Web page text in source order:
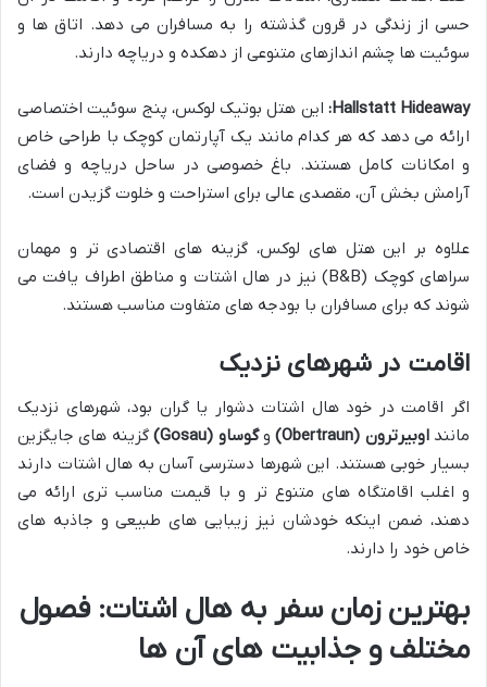
حسی از زندگی در قرون گذشته را به مسافران می دهد. اتاق ها و
سوئیت ها چشم اندازهای متنوعی از دهکده و دریاچه دارند.
Hallstatt Hideaway: این هتل بوتیک لوکس، پنج سوئیت اختصاصی
ارائه می دهد که هر کدام مانند یک آپارتمان کوچک با طراحی خاص
و امکانات کامل هستند. باغ خصوصی در ساحل دریاچه و فضای
آرامش بخش آن، مقصدی عالی برای استراحت و خلوت گزیدن است.
علاوه بر این هتل های لوکس، گزینه های اقتصادی تر و مهمان
سراهای کوچک (B&B) نیز در هال اشتات و مناطق اطراف یافت می
شوند که برای مسافران با بودجه های متفاوت مناسب هستند.
اقامت در شهرهای نزدیک
اگر اقامت در خود هال اشتات دشوار یا گران بود، شهرهای نزدیک
ماننداوبیرترون (Obertraun) وگوساو (Gosau)
گزینه های جایگزین
بسیار خوبی هستند. این شهرها دسترسی آسان به هال اشتات دارند
و اغلب اقامتگاه های متنوع تر و با قیمت مناسب تری ارائه می
دهند، ضمن اینکه خودشان نیز زیبایی های طبیعی و جاذبه های
خاص خود را دارند.
بهترین زمان سفر به هال اشتات: فصول
مختلف و جذابیت های آن ها